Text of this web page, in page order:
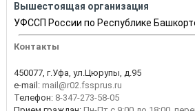
Вышестоящая организация
УФССП России по Республике
Контакты
450077, г.Уфа, ул.Цюрупы, д.95
e-mail:mail@r02.fssprus.ru
Телефон:8-347-273-58-05